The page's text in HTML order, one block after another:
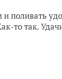
поливать
то так.